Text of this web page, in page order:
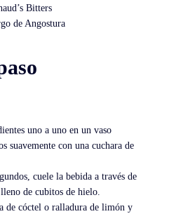
Bitters
de Angostura
uno a uno en un vaso
suavemente con una cuchara de
cuele la bebida a través de
de cubitos de hielo.
de cóctel o ralladura de limón y